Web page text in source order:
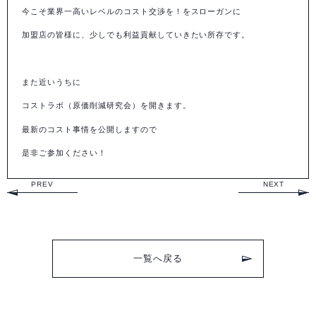
今こそ業界一高いレベルのコスト交渉を！をスローガンに
加盟店の皆様に、少しでも利益貢献していきたい所存です。
また近いうちに
コストラボ（原価削減研究会）を開きます。
最新のコスト事情を公開しますので
是非ご参加ください！
PREV NEXT
一覧へ戻る